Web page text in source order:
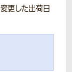
更した出荷日